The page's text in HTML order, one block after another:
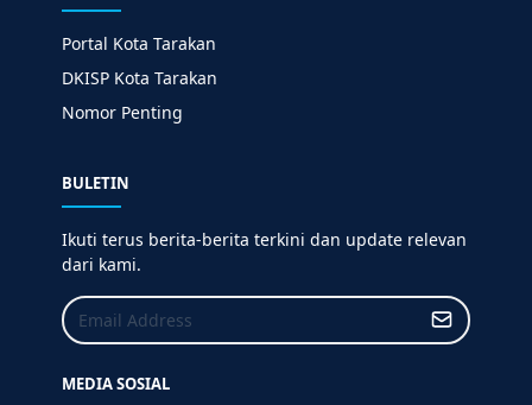
Portal Kota Tarakan
DKISP Kota Tarakan
Nomor Penting
BULETIN
Ikuti terus berita-berita terkini dan update relevan
dari kami.
MEDIA SOSIAL